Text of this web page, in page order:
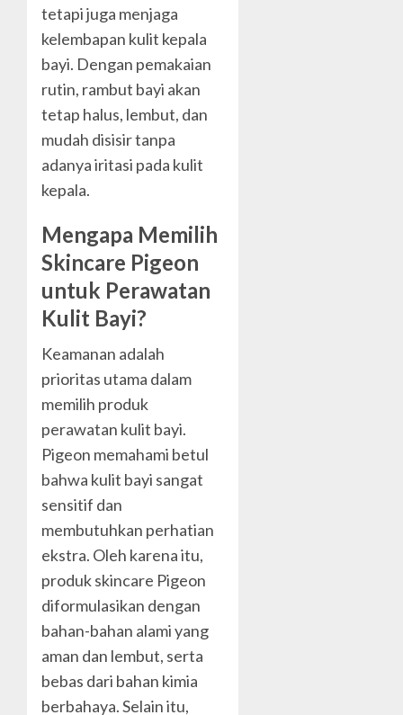
tetapi juga menjaga
kelembapan kulit kepala
bayi. Dengan pemakaian
rutin, rambut bayi akan
tetap halus, lembut, dan
mudah disisir tanpa
adanya iritasi pada kulit
kepala.
Mengapa Memilih
Skincare Pigeon
untuk Perawatan
Kulit Bayi?
Keamanan adalah
prioritas utama dalam
memilih produk
perawatan kulit bayi.
Pigeon memahami betul
bahwa kulit bayi sangat
sensitif dan
membutuhkan perhatian
ekstra. Oleh karena itu,
produk skincare Pigeon
diformulasikan dengan
bahan-bahan alami yang
aman dan lembut, serta
bebas dari bahan kimia
berbahaya. Selain itu,